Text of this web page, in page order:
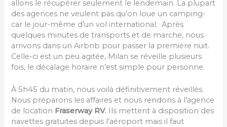
allons le récupérer seulement le lendemain. La plupart
des agences ne veulent pas qu’on loue un camping-
car le jour-même d’un vol international. Après
quelques minutes de transports et de marche, nous
arrivons dans un Airbnb pour passer la première nuit.
Celle-ci est un peu agitée, Milan se réveille plusieurs
fois, le décalage horaire n’est simple pour personne.
À 5h45 du matin, nous voilà définitivement réveillés.
Nous préparons les affaires et nous rendons à l’agence
de location Fraserway RV. Ils mettent à disposition des
navettes gratuites depuis l’aéroport mais il faut